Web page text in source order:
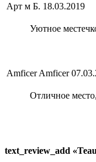
Арт м Б. 18.03.2019
Уютное
Amficer Amficer
Отличное
text_review_add